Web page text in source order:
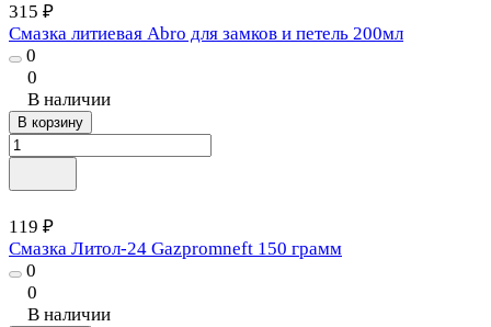
315 ₽
Смазка литиевая Abro для замков и петель 200мл
0
0
В наличии
В корзину
119 ₽
Смазка Литол-24 Gazpromneft 150 грамм
0
0
В наличии